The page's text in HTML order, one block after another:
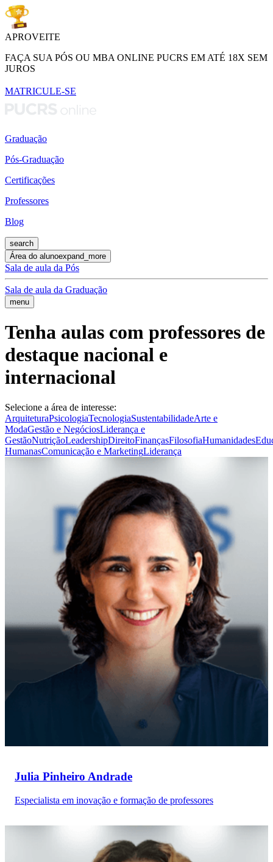
APROVEITE
FAÇA SUA PÓS OU MBA ONLINE PUCRS EM ATÉ 18X SEM
JUROS
MATRICULE-SE
Graduação
Pós-Graduação
Certificações
Professores
Blog
search
Área do alunoexpand_more
Sala de aula da Pós
Sala de aula da Graduação
menu
Tenha aulas com professores de
destaque nacional e
internacional
Selecione a área de interesse:
ArquiteturaPsicologiaTecnologiaSustentabilidadeArte e
ModaGestão e NegóciosLiderança e
GestãoNutriçãoLeadershipDireitoFinançasFilosofiaHumanidades
HumanasComunicação e MarketingLiderança
Julia Pinheiro Andrade
Especialista em inovação e formação de professores